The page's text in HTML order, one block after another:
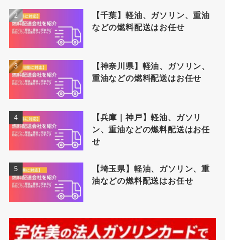
【千葉】軽油、ガソリン、重油
などの燃料配送はお任せ
【神奈川県】軽油、ガソリン、
重油などの燃料配送はお任せ
【兵庫｜神戸】軽油、ガソリ
ン、重油などの燃料配送はお任
せ
【埼玉県】軽油、ガソリン、重
油などの燃料配送はお任せ